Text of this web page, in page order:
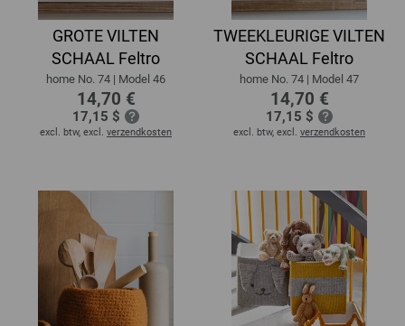
GROTE VILTEN
SCHAAL Feltro
home No. 74 | Model 46
14,70 €
17,15 $
excl. btw, excl. verzendkosten
TWEEKLEURIGE VILTEN
SCHAAL Feltro
home No. 74 | Model 47
14,70 €
17,15 $
excl. btw, excl. verzendkosten